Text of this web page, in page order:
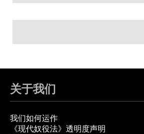
关于我们
我们如何运作
《现代奴役法》透明度声明